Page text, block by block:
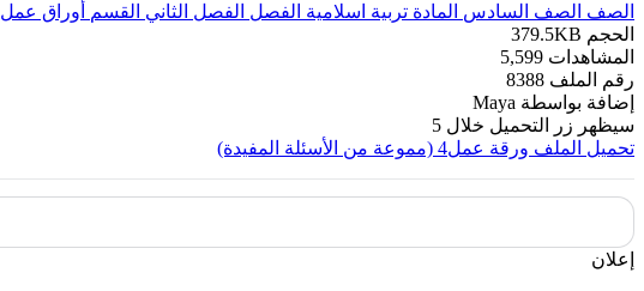
الصف الصف السادس المادة تربية اسلامية الفصل الفصل الثاني القسم أوراق عمل
الحجم 379.5KB
المشاهدات 5,599
رقم الملف 8388
إضافة بواسطة Maya
سيظهر زر التحميل خلال 5
تحميل الملف ورقة عمل4 (مموعة من الأسئلة المفيدة)
إعلان